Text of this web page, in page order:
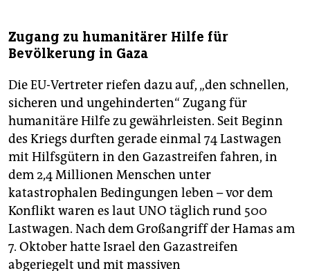
Zugang zu humanitärer Hilfe für
Bevölkerung in Gaza
Die EU-Vertreter riefen dazu auf, „den schnellen,
sicheren und ungehinderten“ Zugang für
humanitäre Hilfe zu gewährleisten. Seit Beginn
des Kriegs durften gerade einmal 74 Lastwagen
mit Hilfsgütern in den Gazastreifen fahren, in
dem 2,4 Millionen Menschen unter
katastrophalen Bedingungen leben – vor dem
Konflikt waren es laut UNO täglich rund 500
Lastwagen. Nach dem Großangriff der Hamas am
7. Oktober hatte Israel den Gazastreifen
abgeriegelt und mit massiven